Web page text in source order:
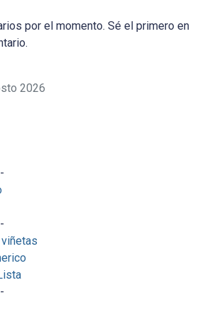
por el momento. Sé el primero en
2026